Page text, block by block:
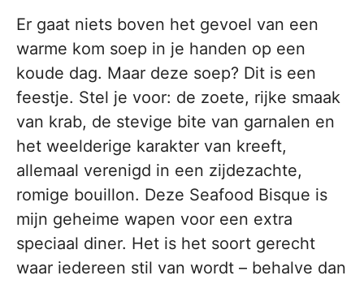
Er gaat niets boven het gevoel van een
warme kom soep in je handen op een
koude dag. Maar deze soep? Dit is een
feestje. Stel je voor: de zoete, rijke smaak
van krab, de stevige bite van garnalen en
het weelderige karakter van kreeft,
allemaal verenigd in een zijdezachte,
romige bouillon. Deze Seafood Bisque is
mijn geheime wapen voor een extra
speciaal diner. Het is het soort gerecht
waar iedereen stil van wordt – behalve dan